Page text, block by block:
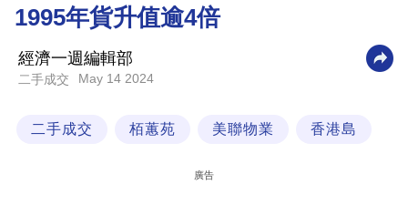
業
科
技
1995年貨升值逾4倍
經濟一週編輯部
二手成交 May 14 2024
二手成交 栢蕙苑 美聯物業 香港島
廣告